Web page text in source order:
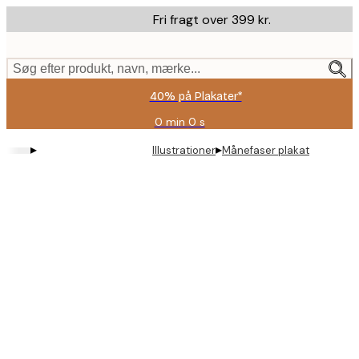
to
content.
Fri fragt over 399 kr.
Søg efter produkt, navn, mærke...
40% på Plakater*
0 min 0 s
Gyldig
indtil:
2026-
▸ Illustrationer▸Månefaser plakat